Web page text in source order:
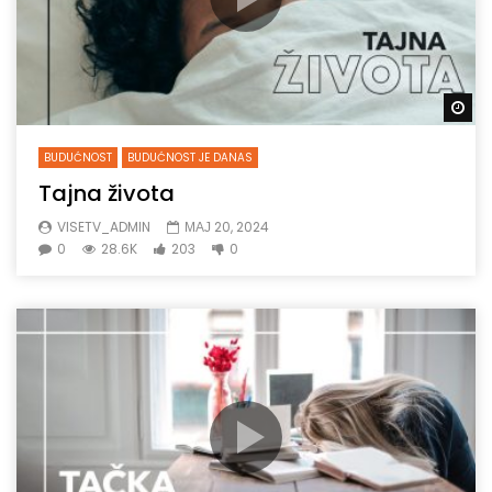
BUDUĆNOST BUDUĆNOST JE DANAS
Tajna života
VISETV_ADMIN
МАЈ 20, 2024
0
28.6K 203 0